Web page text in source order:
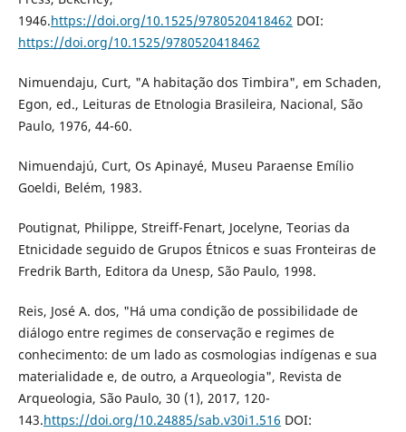
1946.https://doi.org/10.1525/9780520418462 DOI:
https://doi.org/10.1525/9780520418462
Nimuendaju, Curt, "A habitação dos Timbira", em Schaden,
Egon, ed., Leituras de Etnologia Brasileira, Nacional, São
Paulo, 1976, 44-60.
Nimuendajú, Curt, Os Apinayé, Museu Paraense Emílio
Goeldi, Belém, 1983.
Poutignat, Philippe, Streiff-Fenart, Jocelyne, Teorias da
Etnicidade seguido de Grupos Étnicos e suas Fronteiras de
Fredrik Barth, Editora da Unesp, São Paulo, 1998.
Reis, José A. dos, "Há uma condição de possibilidade de
diálogo entre regimes de conservação e regimes de
conhecimento: de um lado as cosmologias indígenas e sua
materialidade e, de outro, a Arqueologia", Revista de
Arqueologia, São Paulo, 30 (1), 2017, 120-
143.https://doi.org/10.24885/sab.v30i1.516 DOI: